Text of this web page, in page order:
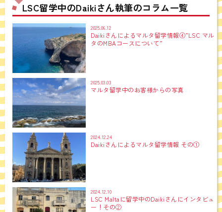
LSC留学中のDaikiさん執筆のコラム一覧
2025.06.12
Daikiさんによるマルタ留学情報④”LSC マル
タのMBAコースについて”
2025.03.03
マルタ留学中のお客様からの写真
2024.12.24
Daikiさんによるマルタ留学情報 その①
2024.12.10
LSC Maltaに留学中のDaikiさんにインタビュ
ー！その②